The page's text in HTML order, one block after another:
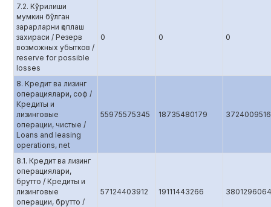
7.2. Кўрилиши
мумкин бўлган
зарарларни қоплаш
захираси / Резерв
возможных убытков /
reserve for possible
losses
0 0 0
8. Кредит ва лизинг
операциялари, соф /
Кредиты и
лизинговые
операции, чистые /
Loans and leasing
operations, net
55975575345 18735480179
8.1. Кредит ва лизинг
операциялари,
брутто / Кредиты и
лизинговые
операции, брутто /
57124403912 19111443266